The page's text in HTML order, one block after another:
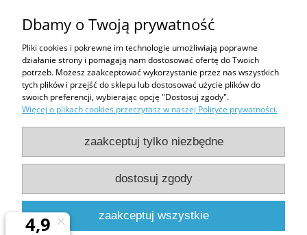
PHUP FUGAZI
Bratków 6
43-100 Tychy
e-mail:
fugazi.tychy@gmail.com,biuro@e-oknadachowe.pl
Dbamy o Twoją prywatność
Pliki cookies i pokrewne im technologie umożliwiają poprawne
działanie strony i pomagają nam dostosować ofertę do Twoich
potrzeb. Możesz zaakceptować wykorzystanie przez nas wszystkich
tych plików i przejść do sklepu lub dostosować użycie plików do
swoich preferencji, wybierając opcję "Dostosuj zgody".
Więcej o plikach cookies przeczytasz w naszej Polityce prywatności.
zaakceptuj tylko niezbędne
dostosuj zgody
zaakceptuj wszystkie